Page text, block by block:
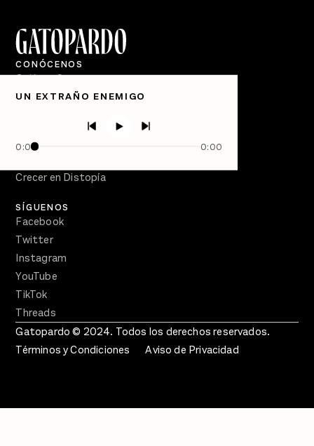
UN EXTRAÑO ENEMIGO
0:00 0:00
CONÓCENOS
Quiénes Somos
Directorio
Semanario Gatopardo
Crecer en Distopía
SÍGUENOS
Facebook
Twitter
Instagram
YouTube
TikTok
Threads
Gatopardo © 2024. Todos los derechos reservados.
Términos y Condiciones
Aviso de Privacidad